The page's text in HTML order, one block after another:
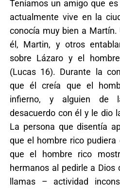
Teníamos un amigo que
actualmente vive en la
conocía muy bien a Martín.
él, Martin, y otros
sobre Lázaro y el
(Lucas 16). Durante la
que él creía que el
infierno, y alguien de
desacuerdo con él y le dio
La persona que disentía
que el hombre rico
que el hombre rico
hermanos al pedirle a Dios
llamas – actividad